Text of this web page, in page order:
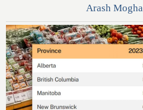
Arash